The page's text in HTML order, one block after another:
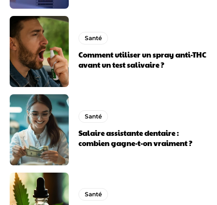
Santé
Comment utiliser un spray anti-THC
avant un test salivaire ?
Santé
Salaire assistante dentaire :
combien gagne-t-on vraiment ?
Santé